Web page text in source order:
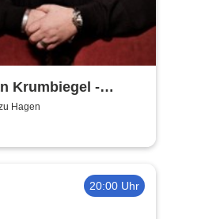
Krumbiegel -
Tour 2026
Hagen
20:00 Uhr